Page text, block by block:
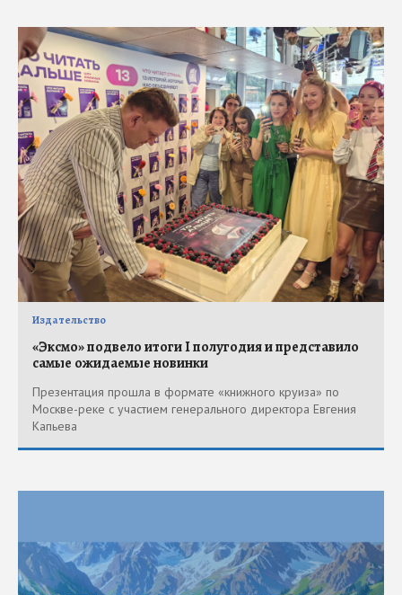
Издательство
«Эксмо» подвело итоги I полугодия и представило
самые ожидаемые новинки
Презентация прошла в формате «книжного круиза» по
Москве-реке с участием генерального директора Евгения
Капьева